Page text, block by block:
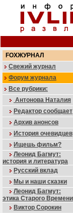
FOXЖУРНАЛ
Свежий журнал
Форум журнала
Все рубрики:
Антонова Наталия
Редактор сообщает
Архив анонсов
История очевидцев
Ищешь фильм?
Леонид Багмут:
история и литература
Русский вклад
Мы и наши сказки
Леонид Багмут:
этика Старого Времени
Виктор Сорокин